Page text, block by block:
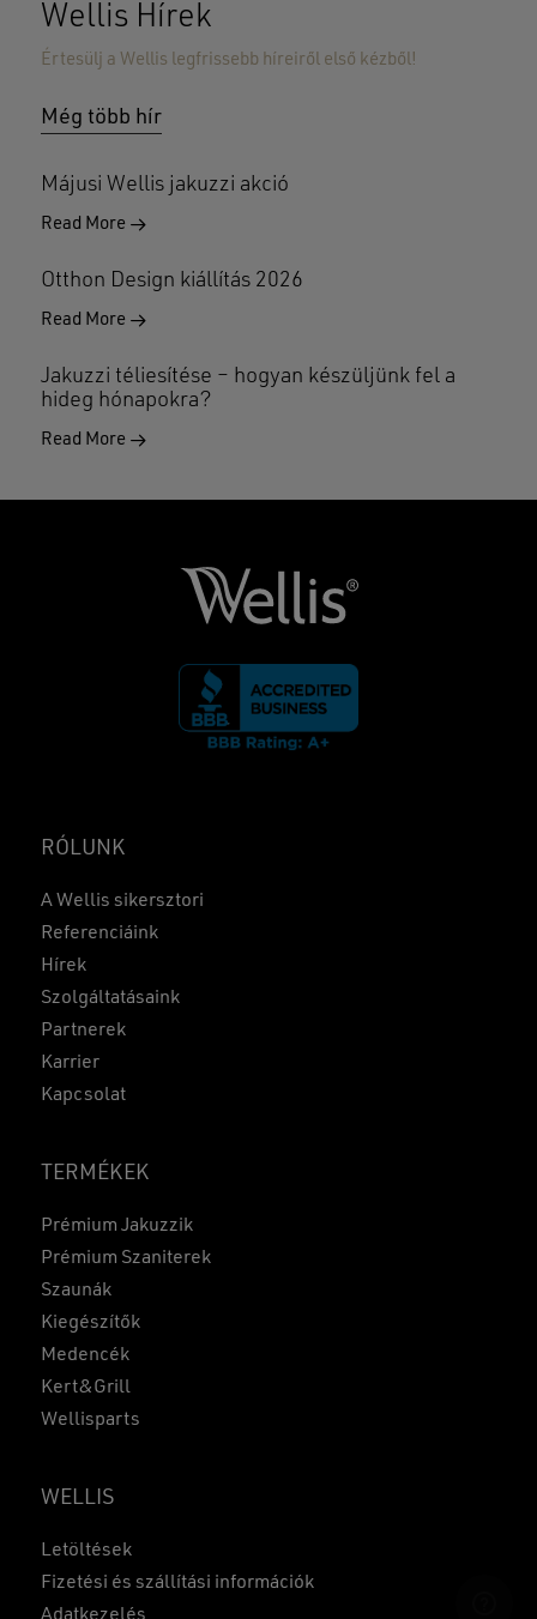
KOSÁR
Wellis Hírek
Értesülj a Wellis legfrissebb híreiről első kézből!
Még több hír
Májusi Wellis jakuzzi akció
Read More
Otthon Design kiállítás 2026
Read More
Jakuzzi téliesítése – hogyan készüljünk fel a
hideg hónapokra?
Read More
RÓLUNK
A Wellis sikersztori
Referenciáink
Hírek
Szolgáltatásaink
Partnerek
Karrier
Kapcsolat
TERMÉKEK
Prémium Jakuzzik
Prémium Szaniterek
Szaunák
Kiegészítők
Medencék
Kert&Grill
Wellisparts
WELLIS
Letöltések
Fizetési és szállítási információk